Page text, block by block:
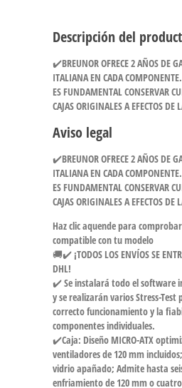
Descripción del
✔️BREUNOR OFRECE 2 AÑOS DE
ITALIANA EN CADA
ES FUNDAMENTAL CONSERVAR
CAJAS ORIGINALES A EFECTOS DE
Aviso legal
✔️BREUNOR OFRECE 2 AÑOS DE
ITALIANA EN CADA
ES FUNDAMENTAL CONSERVAR
CAJAS ORIGINALES A EFECTOS DE
Haz clic aquende para
compatible con tu modelo
🚚✔️ ¡TODOS LOS ENVÍOS SE
DHL!
✔️ Se instalará todo el software
y se realizarán varios Stress-
correcto funcionamiento y la
componentes individuales.
✔️Caja: Diseño MICRO-ATX
ventiladores de 120 mm
vidrio apañado; Admite hasta
enfriamiento de 120 mm o